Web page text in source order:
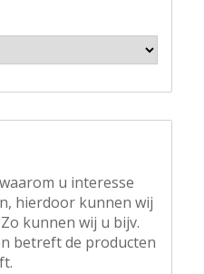
u interesse
hierdoor kunnen wij
kunnen wij u bijv.
betreft de producten